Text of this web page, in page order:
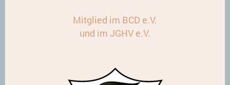
Mitglied im BCD e.V.
und im JGHV e.V.